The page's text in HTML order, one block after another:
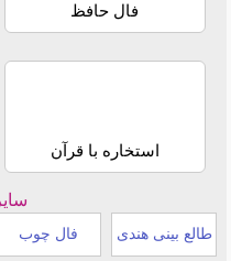
فال حافظ
استخاره با قرآن
طالع بینی هندی فال چوب